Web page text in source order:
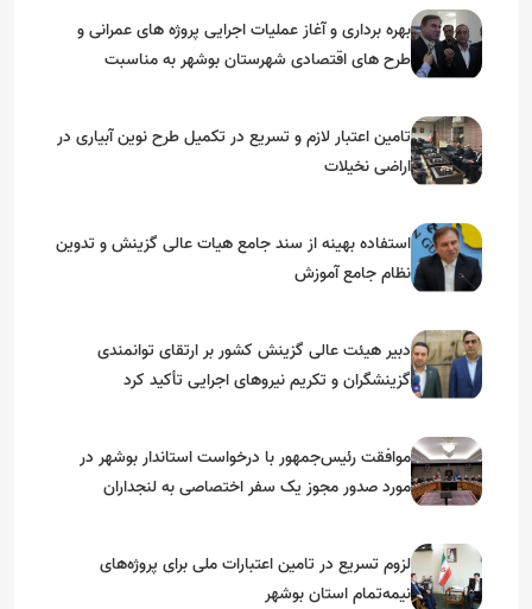
بهره برداری و آغاز عملیات اجرایی پروژه های عمرانی و
طرح های اقتصادی شهرستان بوشهر به مناسبت
تامین اعتبار لازم و تسریع در تکمیل طرح نوین آبیاری در
اراضی نخیلات
استفاده بهینه از سند جامع هیات عالی گزینش و‌ تدوین
نظام جامع آموزش
دبیر هیئت عالی گزینش کشور بر ارتقای توانمندی
گزینشگران و تکریم نیروهای اجرایی تأکید کرد
موافقت رئیس‌جمهور با درخواست استاندار بوشهر در
مورد صدور مجوز یک سفر اختصاصی به لنجداران
لزوم تسریع در تامین اعتبارات ملی برای پروژه‌های
نیمه‌تمام استان بوشهر